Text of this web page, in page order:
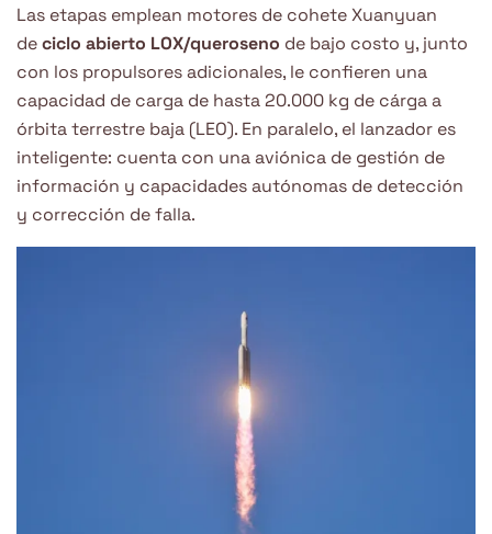
Las etapas emplean motores de cohete Xuanyuan
deciclo abierto LOX/queroseno de bajo costo y, junto
con los propulsores adicionales, le confieren una
capacidad de carga de hasta 20.000 kg de cárga a
órbita terrestre baja (LEO). En paralelo, el lanzador es
inteligente: cuenta con una aviónica de gestión de
información y capacidades autónomas de detección
y corrección de falla.